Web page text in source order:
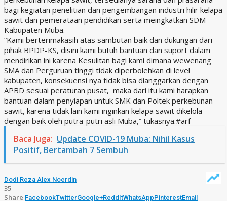
bagi kegiatan penelitian dan pengembangan industri hilir kelapa
sawit dan pemerataan pendidikan serta meingkatkan SDM
Kabupaten Muba.
“Kami berterimakasih atas sambutan baik dan dukungan dari
pihak BPDP-KS, disini kami butuh bantuan dan suport dalam
mendirikan ini karena Kesulitan bagi kami dimana wewenang
SMA dan Perguruan tinggi tidak diperbolehkan di level
kabupaten, konsekuensi nya tidak bisa dianggarkan dengan
APBD sesuai peraturan pusat, maka dari itu kami harapkan
bantuan dalam penyiapan untuk SMK dan Poltek perkebunan
sawit, karena tidak lain kami inginkan kelapa sawit dikelola
dengan baik oleh putra-putri asli Muba,” tukasnya.#arf
Baca Juga: Update COVID-19 Muba: Nihil Kasus
Positif, Bertambah 7 Sembuh
Dodi Reza Alex Noerdin
35
Share FacebookTwitterGoogle+ReddItWhatsAppPinterestEmail